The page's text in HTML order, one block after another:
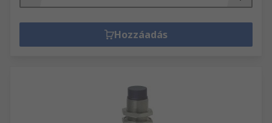
Hozzáadás